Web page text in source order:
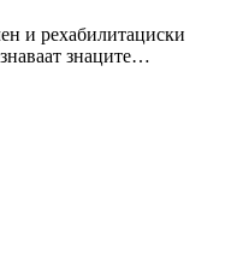
и рехабилитациски
знаците…